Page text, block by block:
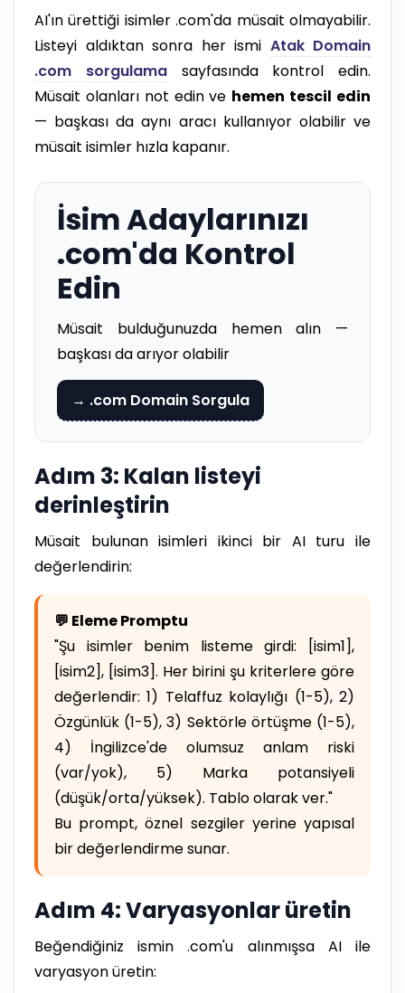
AI'ın ürettiği isimler .com'da müsait olmayabilir.
Listeyi aldıktan sonra her ismi Atak Domain
.com sorgulamasayfasında kontrol edin.
Müsait olanları not edin ve hemen tescil edin
— başkası da aynı aracı kullanıyor olabilir ve
müsait isimler hızla kapanır.
İsim Adaylarınızı
.com'da Kontrol
Edin
Müsait bulduğunuzda hemen alın —
başkası da arıyor olabilir
→ .com Domain Sorgula
Adım 3: Kalan listeyi
derinleştirin
Müsait bulunan isimleri ikinci bir AI turu ile
değerlendirin:
💬 Eleme Promptu
"Şu isimler benim listeme girdi: [isim1],
[isim2], [isim3]. Her birini şu kriterlere göre
değerlendir: 1) Telaffuz kolaylığı (1-5), 2)
Özgünlük (1-5), 3) Sektörle örtüşme (1-5),
4) İngilizce'de olumsuz anlam riski
(var/yok), 5) Marka potansiyeli
(düşük/orta/yüksek). Tablo olarak ver."
Bu prompt, öznel sezgiler yerine yapısal
bir değerlendirme sunar.
Adım 4: Varyasyonlar üretin
Beğendiğiniz ismin .com'u alınmışsa AI ile
varyasyon üretin: